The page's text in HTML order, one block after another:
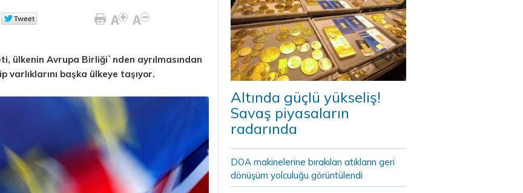
ülkenin Avrupa Birliği`nden ayrılmasından
başka ülkeye taşıyor.
Altında güçlü yükseliş!
Savaş piyasaların
radarında
DOA makinelerine bırakılan atıkların geri
dönüşüm yolculuğu görüntülendi